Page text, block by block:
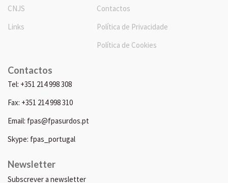
CNJS
Links
Contactos
Política de Privacidade
Política de Cookies
Contactos
Tel: +351 214 998 308
Fax: +351 214 998 310
Email: fpas@fpasurdos.pt
Skype: fpas_portugal
Newsletter
Subscrever a newsletter